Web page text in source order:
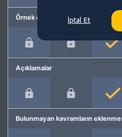
Örnek cümleler
Açıklamalar
Bulunmayan kavramların
İptal Et